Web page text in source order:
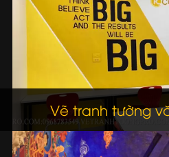
Vẽ tranh tường